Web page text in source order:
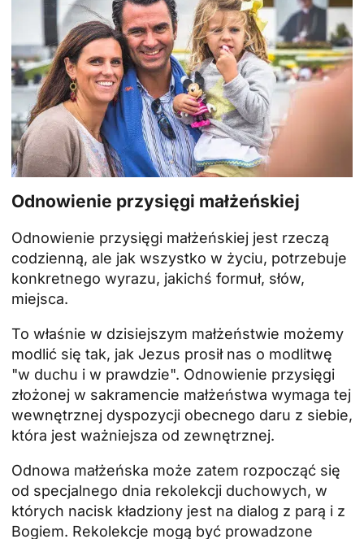
Odnowienie przysięgi małżeńskiej
Odnowienie przysięgi małżeńskiej jest rzeczą
codzienną, ale jak wszystko w życiu, potrzebuje
konkretnego wyrazu, jakichś formuł, słów,
miejsca.
To właśnie w dzisiejszym małżeństwie możemy
modlić się tak, jak Jezus prosił nas o modlitwę
"w duchu i w prawdzie". Odnowienie przysięgi
złożonej w sakramencie małżeństwa wymaga tej
wewnętrznej dyspozycji obecnego daru z siebie,
która jest ważniejsza od zewnętrznej.
Odnowa małżeńska może zatem rozpocząć się
od specjalnego dnia rekolekcji duchowych, w
których nacisk kładziony jest na dialog z parą i z
Bogiem. Rekolekcje mogą być prowadzone